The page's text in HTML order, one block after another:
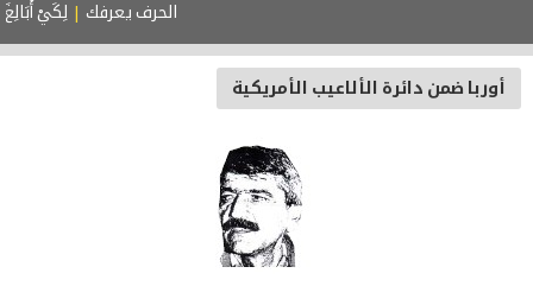
الحرف يعرفك | لِكَيْ أُبَالِغَ
أوربا ضمن دائرة الألاعيب الأمريكية